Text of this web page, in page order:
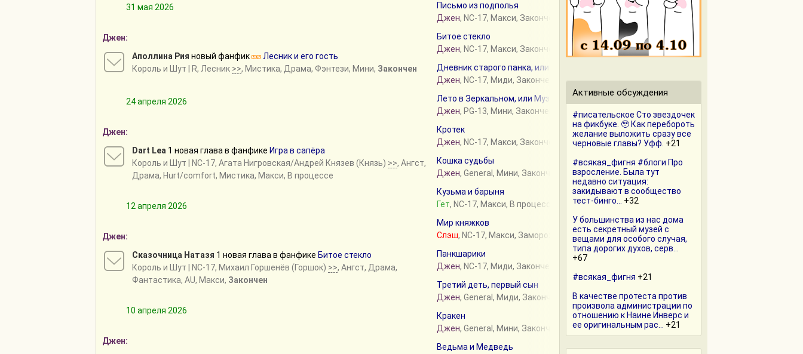
31 мая 2026
Джен:
Аполлина Рия новый фанфик
Лесник и его гость
Король и Шут | R, Лесник >>, Мистика, Драма, Фэнтези, Мини, Закончен
24 апреля 2026
Джен:
Dart Lea 1 новая глава в фанфике Игра в сапёра
Король и Шут | NC-17, Агата Нигровская/Андрей Князев (Князь) >>, Ангст,
Драма, Hurt/comfort, Мистика, Макси, В процессе
12 апреля 2026
Джен:
Сказочница Натазя 1 новая глава в фанфике Битое стекло
Король и Шут | NC-17, Михаил Горшенёв (Горшок) >>, Ангст, Драма,
Фантастика, AU, Макси, Закончен
10 апреля 2026
Джен:
Письмо из подполья
Джен, NC-17, Макси, Закончен
Битое стекло
Джен, NC-17, Макси, Закончен
Дневник старого панка, или Из прошлого с приветом
Джен, NC-17, Миди, Закончен
Лето в Зеркальном, или Музыка нас связала
Джен, PG-13, Мини, Закончен
Кротек
Джен, NC-17, Макси, Закончен
Кошка судьбы
Джен, General, Мини, Закончен
Кузьма и барыня
Гет, NC-17, Макси, В процессе
Мир княжков
Слэш, NC-17, Макси, Заморожен
Панкшарики
Джен, NC-17, Миди, Закончен
Третий деть, первый сын
Джен, General, Миди, Закончен
Кракен
Джен, General, Мини, Закончен
Ведьма и Медведь
Активные обсуждения
#писательское Сто звездочек
на фикбуке. 🥹 Как перебороть
желание выложить сразу все
черновые главы? Уфф. +21
#всякая_фигня #блоги Про
взросление. Была тут
недавно ситуация:
закидывают в сообщество
тест-бинго...
+32
У большинства из нас дома
есть секретный музей с
вещами для особого случая,
типа дорогих духов, серв...
+67
#всякая_фигня +21
В качестве протеста против
произвола администрации по
отношению к Наине Инверс и
ее оригинальным рас...
+21